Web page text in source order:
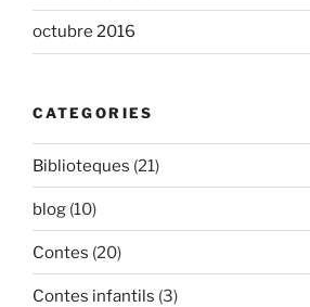
octubre 2016
CATEGORIES
Biblioteques (21)
blog (10)
Contes (20)
Contes infantils (3)